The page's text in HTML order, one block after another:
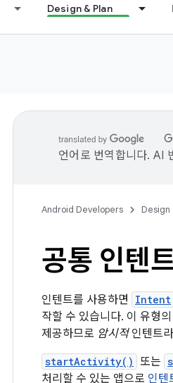
Design & Plan
언어로 번역합니다. AI
Android Developers Design
공통 인텐
인텐트를 사용하면 Intent
작할 수 있습니다. 이 유형
제공하므로 암시적인텐트
startActivity() 또는
처리할 수 있는 앱으로 인텐